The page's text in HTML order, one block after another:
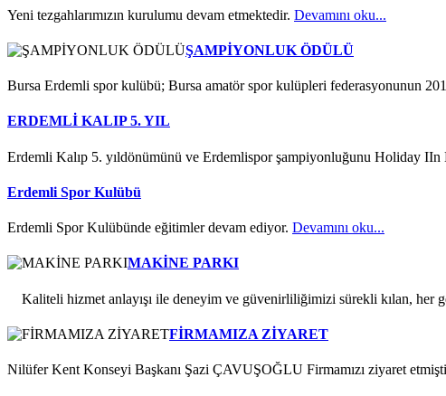
Yeni tezgahlarımızın kurulumu devam etmektedir. Devamını oku...
ŞAMPİYONLUK ÖDÜLÜ
Bursa Erdemli spor kulübü; Bursa amatör spor kulüpleri federasyonunun
ERDEMLİ KALIP 5. YIL
Erdemli Kalıp 5. yıldönümünü ve Erdemlispor şampiyonluğunu Holiday
Erdemli Spor Kulübü
Erdemli Spor Kulübünde eğitimler devam ediyor. Devamını oku...
MAKİNE PARKI
Kaliteli hizmet anlayışı ile deneyim ve güvenirliliğimizi sürekli kılan, her
FİRMAMIZA ZİYARET
Nilüfer Kent Konseyi Başkanı Şazi ÇAVUŞOĞLU Firmamızı ziyaret